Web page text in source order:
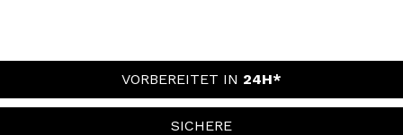
VORBEREITET IN 24H*
SICHERE